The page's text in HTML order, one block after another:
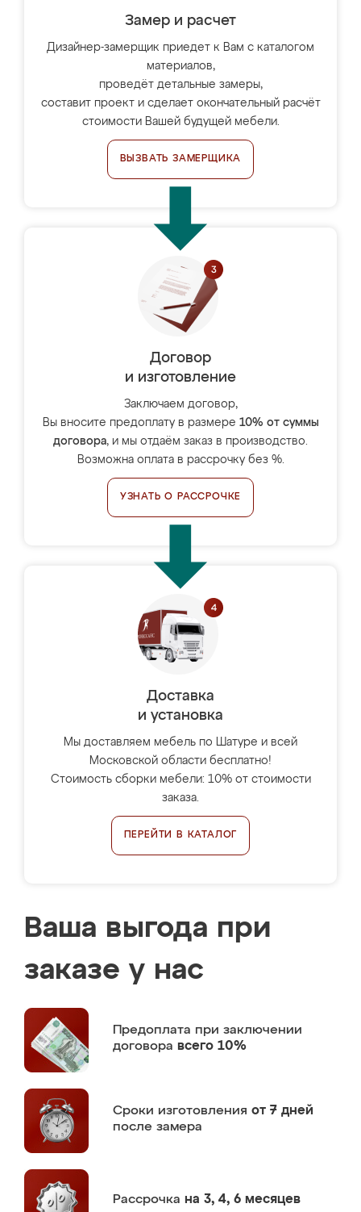
Замер и расчет
Дизайнер-замерщик приедет к Вам с каталогом
материалов,
проведёт детальные замеры,
составит проект и сделает окончательный расчёт
стоимости Вашей будущей мебели.
ВЫЗВАТЬ ЗАМЕРЩИКА
Договор
и изготовление
Заключаем договор,
Вы вносите предоплату в размере 10% от суммы
договора, и мы отдаём заказ в производство.
Возможна оплата в рассрочку без %.
УЗНАТЬ О РАССРОЧКЕ
Доставка
и установка
Мы доставляем мебель по Шатуре и всей
Московской области бесплатно!
Стоимость сборки мебели: 10% от стоимости
заказа.
ПЕРЕЙТИ В КАТАЛОГ
Ваша выгода при
заказе у нас
Предоплата при заключении
договора всего 10%
Сроки изготовления от 7 дней
после замера
Рассрочка на 3, 4, 6 месяцев